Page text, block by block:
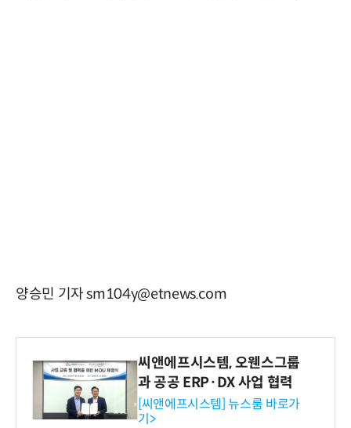
양승민 기자 sm104y@etnews.com
씨앤에프시스템, 오웬스그룹
과 공공 ERP·DX 사업 협력
[씨앤에프시스템] 뉴스룸 바로가
기>